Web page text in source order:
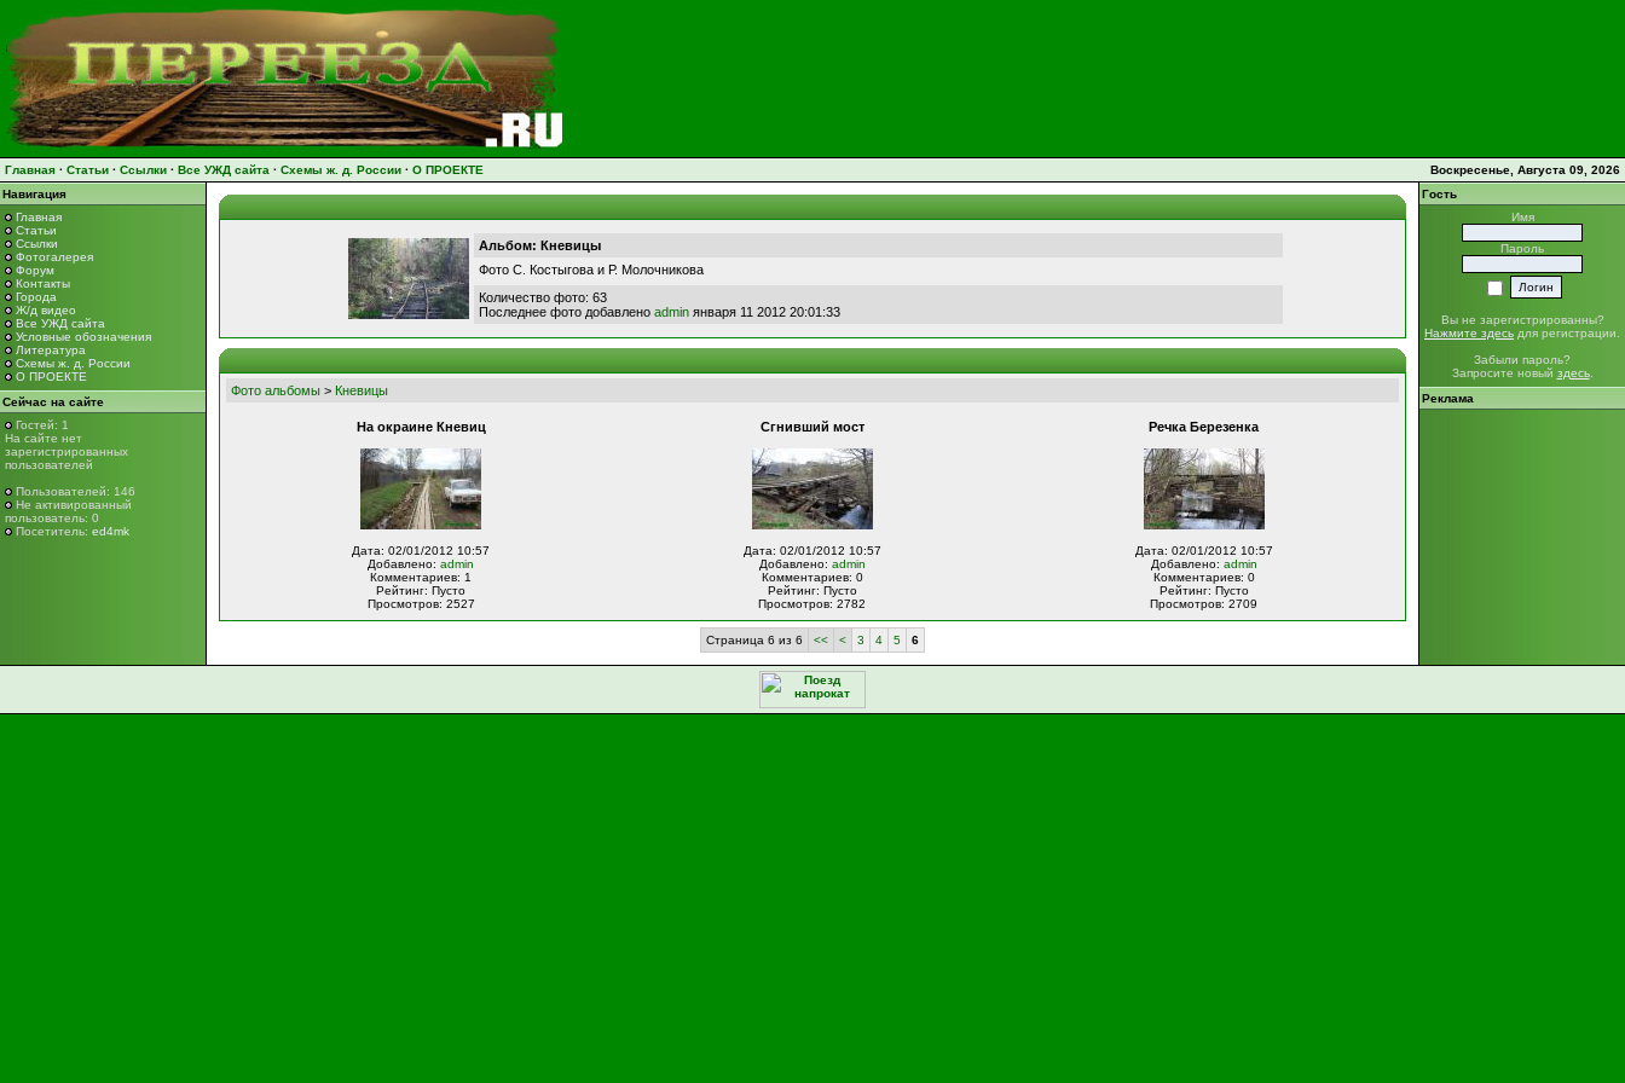
Главная · Статьи · Ссылки · Все УЖД сайта · Схемы ж. д. России · О ПРОЕКТЕ
Воскресенье, Августа 09, 2026
Навигация
Главная
Статьи
Ссылки
Фотогалерея
Форум
Контакты
Города
Ж/д видео
Все УЖД сайта
Условные обозначения
Литература
Схемы ж. д. России
О ПРОЕКТЕ
Сейчас на сайте
Гостей: 1
На сайте нет
зарегистрированных
пользователей
Пользователей: 146
Не активированный
пользователь: 0
Посетитель: ed4mk
Альбом: Кневицы
Фото С. Костыгова и Р. Молочникова
Количество фото: 63
Последнее фото добавлено adminянваря 11 2012 20:01:33
Фото альбомы > Кневицы
На окраине Кневиц
Дата: 02/01/2012 10:57
Добавлено: admin
Комментариев: 1
Рейтинг: Пусто
Просмотров: 2527
Сгнивший мост
Дата: 02/01/2012 10:57
Добавлено: admin
Комментариев: 0
Рейтинг: Пусто
Просмотров: 2782
Речка Березенка
Дата: 02/01/2012 10:57
Добавлено: admin
Комментариев: 0
Рейтинг: Пусто
Просмотров: 2709
Страница 6 из 6 << < 3 4 5 6
Гость
Имя
Пароль
Вы не зарегистрированны?
Нажмите здесь для регистрации.
Забыли пароль?
Запросите новый здесь.
Реклама